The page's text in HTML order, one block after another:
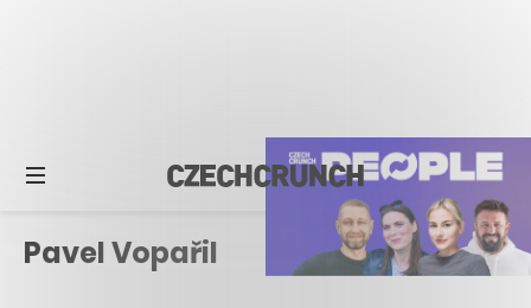
Pavel Vopařil